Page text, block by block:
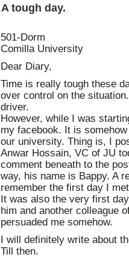
A tough day.
501-Dorm
Comilla University
Dear Diary,
Time is really tough these
over control on the
driver.
However, while I was
my facebook. It is
our university. Thing is, I
Anwar Hossain, VC of JU
comment beneath to the
way, his name is Bappy. A
remember the first day I
It was also the very first
him and another colleague
persuaded me somehow.
I will definitely write about
Till then.